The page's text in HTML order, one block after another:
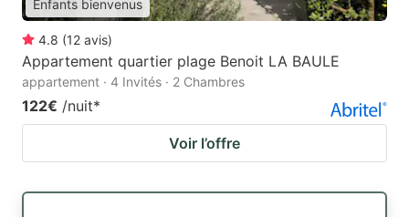
Enfants bienvenus
4.8 (12 avis)
Appartement quartier plage Benoit LA BAULE
appartement · 4 Invités · 2 Chambres
122€ /nuit*
Voir l’offre